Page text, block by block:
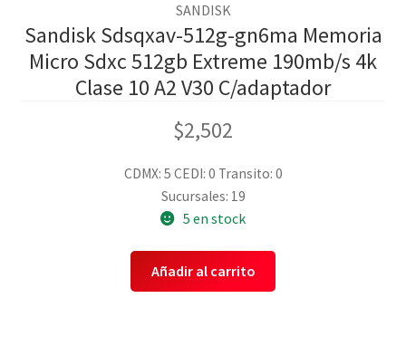
SANDISK
Sandisk Sdsqxav-512g-gn6ma Memoria
Micro Sdxc 512gb Extreme 190mb/s 4k
Clase 10 A2 V30 C/adaptador
$2,502
CDMX: 5 CEDI: 0 Transito: 0
Sucursales: 19
5 en stock
Añadir al carrito